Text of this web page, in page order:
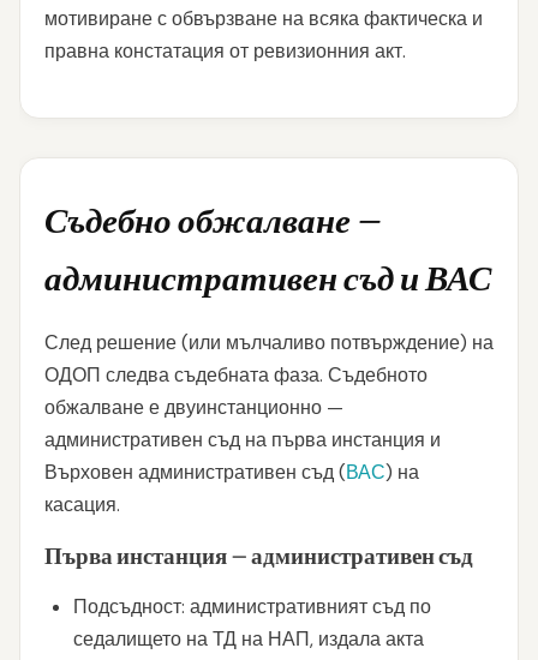
мотивиране с обвързване на всяка фактическа и
правна констатация от ревизионния акт.
Съдебно обжалване —
административен съд и ВАС
След решение (или мълчаливо потвърждение) на
ОДОП следва съдебната фаза. Съдебното
обжалване е двуинстанционно —
административен съд на първа инстанция и
Върховен административен съд (ВАС) на
касация.
Първа инстанция — административен съд
Подсъдност: административният съд по
седалището на ТД на НАП, издала акта